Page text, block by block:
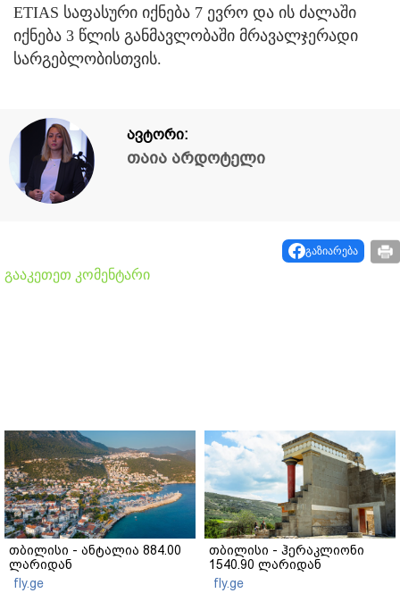
ETIAS საფასური იქნება 7 ევრო და ის ძალაში
იქნება 3 წლის განმავლობაში მრავალჯერადი
სარგებლობისთვის.
ავტორი:
თაია არდოტელი
გაზიარება
გააკეთეთ კომენტარი
თბილისი - ანტალია 884.00
ლარიდან
fly.ge
თბილისი - ჰერაკლიონი
1540.90 ლარიდან
fly.ge